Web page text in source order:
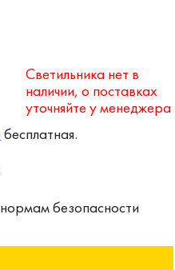
Светильника нет в
наличии, о поставках
уточняйте у менеджера
бесплатная.
безопасности